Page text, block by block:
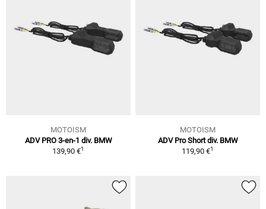
MOTOISM
ADV PRO 3-en-1 div. BMW
139,90 €1
MOTOISM
ADV Pro Short div. BMW
119,90 €1